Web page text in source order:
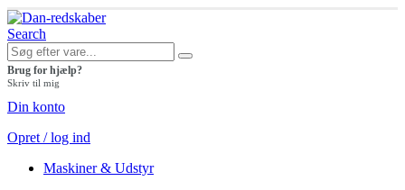
Search
Brug for hjælp?
Skriv til mig
Din konto
Opret / log ind
Maskiner & Udstyr